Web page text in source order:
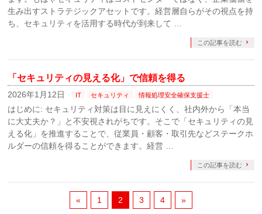
生み出すストラテジックアセットです。経営層自らがその視点を持
ち、セキュリティを活用する時代が到来して …
この記事を読む
「セキュリティの見える化」で信頼を得る
2026年1月12日 IT セキュリティ 情報処理安全確保支援士
はじめに: セキュリティ対策は目に見えにくく、社内外から「本当
に大丈夫か？」と不安視されがちです。そこで「セキュリティの見
える化」を推進することで、従業員・顧客・取引先などステークホ
ルダーの信頼を得ることができます。経営 …
この記事を読む
« 1 2 3 4 »